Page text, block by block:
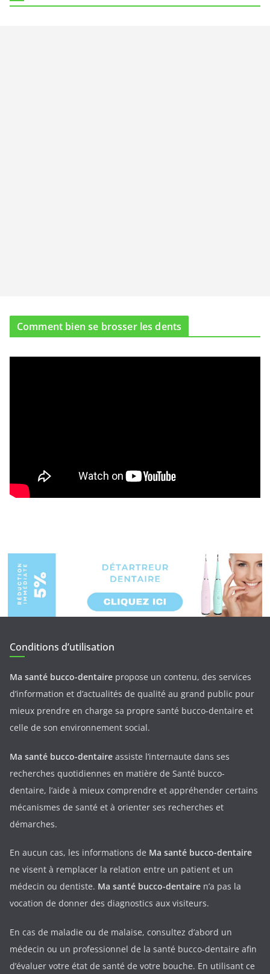
Comment bien se brosser les dents
Conditions d’utilisation
Ma santé bucco-dentaire propose un contenu, des services
d’information et d’actualités de qualité au grand public pour
mieux prendre en charge sa propre santé bucco-dentaire et
celle de son environnement social.
Ma santé bucco-dentaire assiste l’internaute dans ses
recherches quotidiennes en matière de Santé bucco-
dentaire, l’aide à mieux comprendre et appréhender certains
mécanismes de santé et à orienter ses recherches et
démarches.
En aucun cas, les informations de Ma santé bucco-dentaire
ne visent à remplacer la relation entre un patient et un
médecin ou dentiste. Ma santé bucco-dentaire n’a pas la
vocation de donner des diagnostics aux visiteurs.
En cas de maladie ou de malaise, consultez d’abord un
médecin ou un professionnel de la santé bucco-dentaire afin
d’évaluer votre état de santé de votre bouche. En utilisant ce